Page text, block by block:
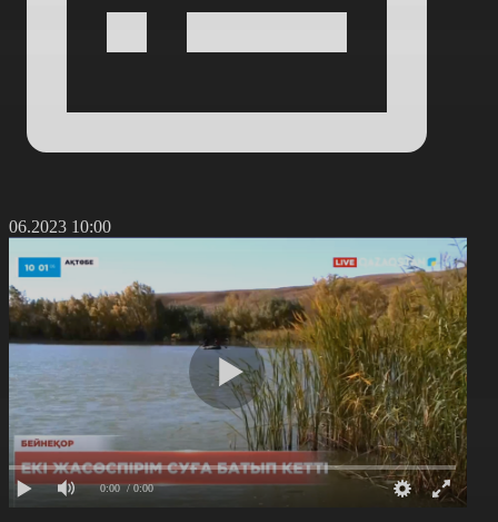
10:00
0:00 / 0:00